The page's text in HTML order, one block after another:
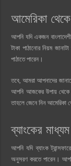
আমেরিকা থেকে
আপনি যদি একজন
টাকা পাঠানোর নিয়ম
পাঠাতে পারেন।
তবে, আমরা আপনাদের
আপনি আজকের উপায় থেকে
তাহলে জেনে নিন আমেরিকা
ব্যাংকের
আপনি যদি ব্যাংক
অনুসরণ করতে পারেন। আপনি